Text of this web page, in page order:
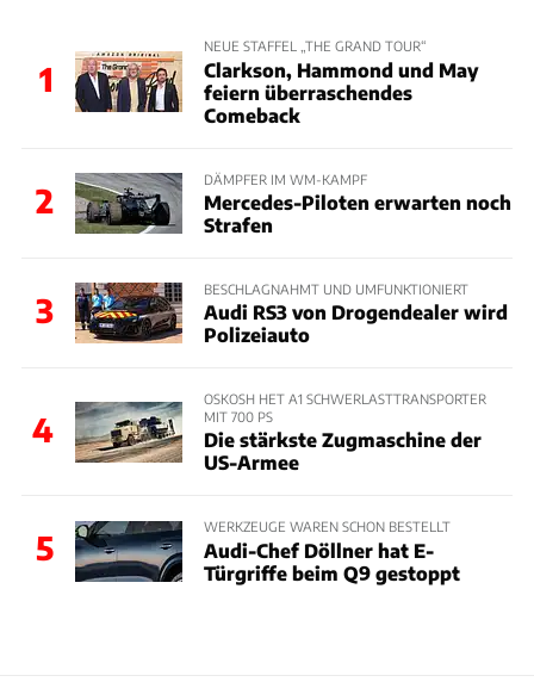
1
NEUE STAFFEL „THE GRAND TOUR“
Clarkson, Hammond und May
feiern überraschendes
Comeback
2
DÄMPFER IM WM-KAMPF
Mercedes-Piloten erwarten noch
Strafen
3
BESCHLAGNAHMT UND UMFUNKTIONIERT
Audi RS3 von Drogendealer wird
Polizeiauto
4
OSKOSH HET A1 SCHWERLASTTRANSPORTER
MIT 700 PS
Die stärkste Zugmaschine der
US-Armee
5
WERKZEUGE WAREN SCHON BESTELLT
Audi-Chef Döllner hat E-
Türgriffe beim Q9 gestoppt